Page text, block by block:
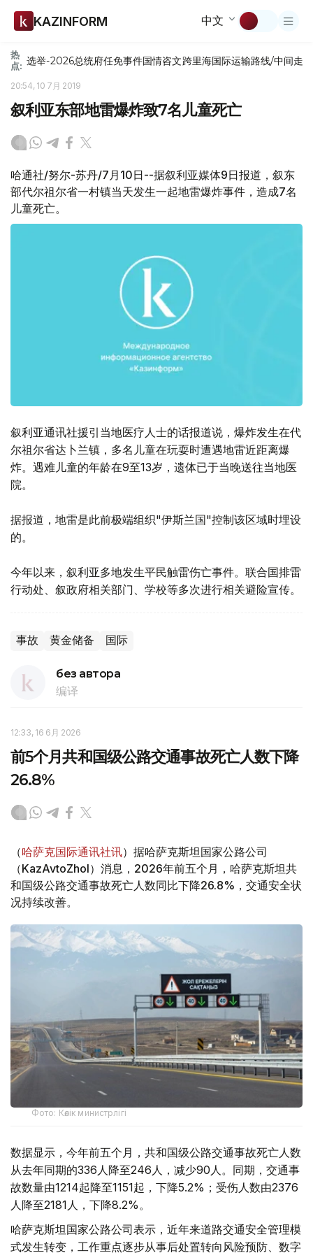
KAZINFORM 中文
热
点: 选举-2026总统府任免事件国情咨文跨里海国际运输路线/中间走廊
20:54, 10 7月 2019
叙利亚东部地雷爆炸致7名儿童死亡
哈通社/努尔-苏丹/7月10日--据叙利亚媒体9日报道，叙东
部代尔祖尔省一村镇当天发生一起地雷爆炸事件，造成7名
儿童死亡。
叙利亚通讯社援引当地医疗人士的话报道说，爆炸发生在代
尔祖尔省达卜兰镇，多名儿童在玩耍时遭遇地雷近距离爆
炸。遇难儿童的年龄在9至13岁，遗体已于当晚送往当地医
院。
据报道，地雷是此前极端组织"伊斯兰国"控制该区域时埋设
的。
今年以来，叙利亚多地发生平民触雷伤亡事件。联合国排雷
行动处、叙政府相关部门、学校等多次进行相关避险宣传。
事故 黄金储备 国际
без автора
编译
12:33, 16 6月 2026
前5个月共和国级公路交通事故死亡人数下降
26.8%
（哈萨克国际通讯社讯）据哈萨克斯坦国家公路公司
（KazAvtoZhol）消息，2026年前五个月，哈萨克斯坦共
和国级公路交通事故死亡人数同比下降26.8%，交通安全状
况持续改善。
Фото: Көлік министрлігі
数据显示，今年前五个月，共和国级公路交通事故死亡人数
从去年同期的336人降至246人，减少90人。同期，交通事
故数量由1214起降至1151起，下降5.2%；受伤人数由2376
人降至2181人，下降8.2%。
哈萨克斯坦国家公路公司表示，近年来道路交通安全管理模
式发生转变，工作重点逐步从事后处置转向风险预防、数字